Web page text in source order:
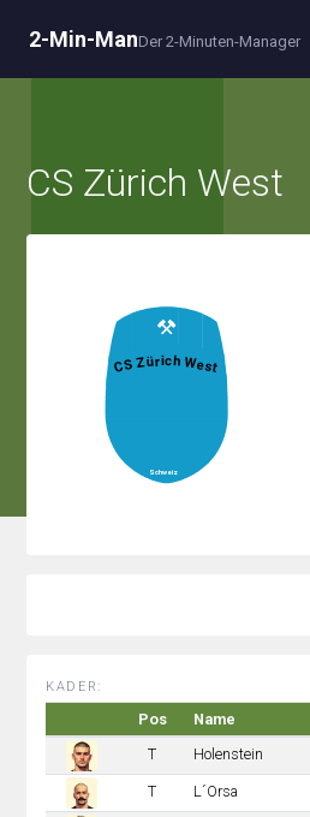
2-Min-ManDer 2-Minuten-Manager
CS Zürich West
KADER:
Pos Name
T
Holenstein
T L´Orsa